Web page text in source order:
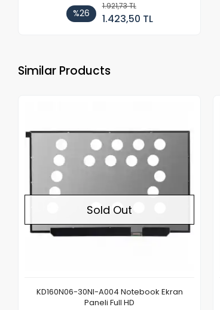
%26
1.921,73 TL
1.423,50 TL
Similar Products
Sold Out
KD160N06-30NI-A004 Notebook Ekran
Paneli Full HD